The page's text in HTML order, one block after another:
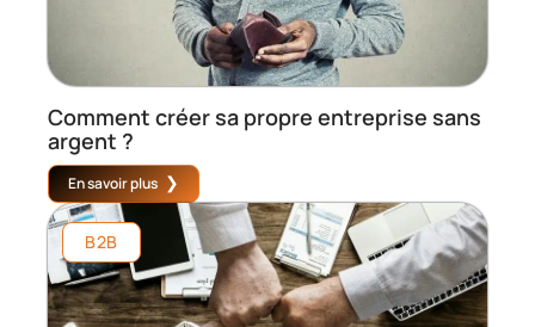
Comment créer sa propre entreprise sans
argent ?
En savoir plus
B2B